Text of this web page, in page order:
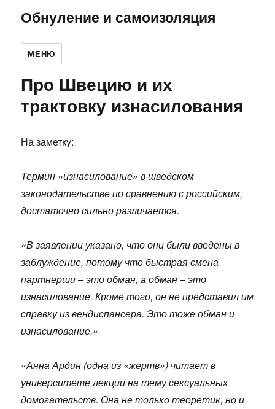
Обнуление и самоизоляция
МЕНЮ
Про Швецию и их
трактовку изнасилования
На заметку:
Термин «изнасилование» в шведском
законодательстве по сравнению с российским,
достаточно сильно различается.
«В заявлении указано, что они были введены в
заблуждение, потому что быстрая смена
партнерши – это обман, а обман – это
изнасилование. Кроме того, он не представил им
справку из вендиспансера. Это тоже обман и
изнасилование.»
«Анна Ардин (одна из «жертв») читает в
университете лекции на тему сексуальных
домогательств. Она не только теоретик, но и